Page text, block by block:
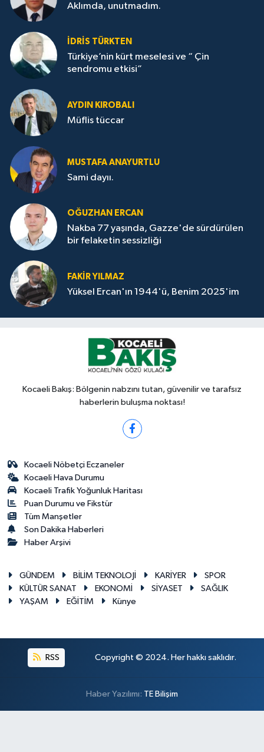
Aklımda, unutmadım.
İDRİS TÜRKTEN
Türkiye’nin kürt meselesi ve “ Çin
sendromu etkisi”
AYDIN KIROBALI
Müflis tüccar
MUSTAFA ANAYURTLU
Sami dayıı.
OĞUZHAN ERCAN
Nakba 77 yaşında, Gazze'de sürdürülen
bir felaketin sessizliği
FAKİR YILMAZ
Yüksel Ercan'ın 1944'ü, Benim 2025'im
Kocaeli Bakış: Bölgenin nabzını tutan, güvenilir ve tarafsız
haberlerin buluşma noktası!
Kocaeli Nöbetçi Eczaneler
Kocaeli Hava Durumu
Kocaeli Trafik Yoğunluk Haritası
Puan Durumu ve Fikstür
Tüm Manşetler
Son Dakika Haberleri
Haber Arşivi
GÜNDEM BİLİM TEKNOLOJİ KARİYER
SPOR
KÜLTÜR SANAT
EKONOMİ SİYASET
SAĞLIK
YAŞAM
EĞİTİM Künye
RSS Copyright © 2024. Her hakkı saklıdır.
Haber Yazılımı: TE Bilişim